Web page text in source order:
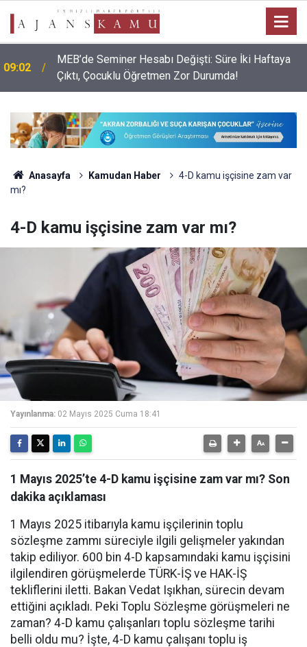
09:02
MEB’de Seminer Hesabı Değişti: Süre İki Haftaya
Çıktı, Çocuklu Öğretmen Zor Durumda!
Anasayfa Kamudan Haber
4-D kamu işçisine zam var
mı?
4-D kamu işçisine zam var mı?
Yayınlanma: 02 Mayıs 2025 Cuma 18:41
1 Mayıs 2025’te 4-D kamu işçisine zam var mı? Son
dakika açıklaması
1 Mayıs 2025 itibarıyla kamu işçilerinin toplu
sözleşme zammı süreciyle ilgili gelişmeler yakından
takip ediliyor. 600 bin 4-D kapsamındaki kamu işçisini
ilgilendiren görüşmelerde TÜRK-İŞ ve HAK-İŞ
tekliflerini iletti. Bakan Vedat Işıkhan, sürecin devam
ettiğini açıkladı. Peki Toplu Sözleşme görüşmeleri ne
zaman? 4-D kamu çalışanları toplu sözleşme tarihi
belli oldu mu? İşte, 4-D kamu çalışanı toplu iş